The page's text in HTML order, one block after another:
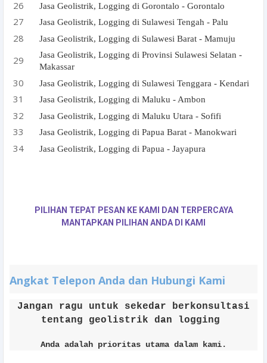
Jasa Geolistrik, Logging di Gorontalo - Gorontalo
Jasa Geolistrik, Logging di Sulawesi Tengah - Palu
Jasa Geolistrik, Logging di Sulawesi Barat - Mamuju
Jasa Geolistrik, Logging di Provinsi Sulawesi Selatan -
Makassar
Jasa Geolistrik, Logging di Sulawesi Tenggara - Kendari
Jasa Geolistrik, Logging di Maluku - Ambon
Jasa Geolistrik, Logging di Maluku Utara - Sofifi
Jasa Geolistrik, Logging di Papua Barat - Manokwari
Jasa Geolistrik, Logging di Papua - Jayapura
PILIHAN TEPAT PESAN KE KAMI DAN TERPERCAYA
MANTAPKAN PILIHAN ANDA DI KAMI
Angkat Telepon Anda dan Hubungi Kami
Jangan ragu untuk sekedar berkonsultasi
tentang geolistrik dan logging
Anda adalah prioritas utama dalam kami.